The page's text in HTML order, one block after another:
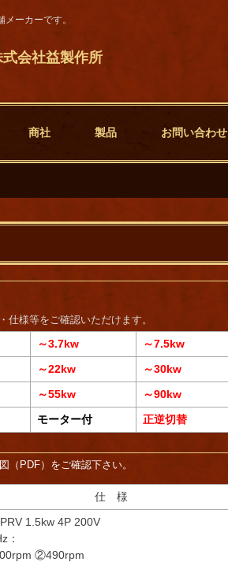
会社益製作所
ーカーです。
商社 製品 お問い合わせ
様等をご確認いただけます。
～3.7kw
～7.5kw
～22kw
～30kw
～55kw
～90kw
モーター付 正逆切替
（PDF）をご確認下さい。
仕 様
1.5kw 4P 200V
：
②490rpm